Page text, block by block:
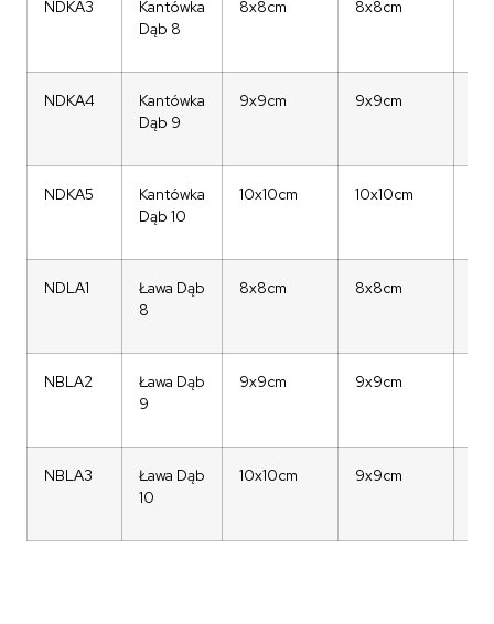
NDKA3
Kantówka
Dąb 8
8x8cm 8x8cm
NDKA4
Kantówka
Dąb 9
9x9cm 9x9cm
NDKA5
Kantówka
Dąb 10
10x10cm 10x10cm
NDLA1
Ława Dąb
8
8x8cm 8x8cm
NBLA2
Ława Dąb
9
9x9cm 9x9cm
NBLA3
Ława Dąb
10
10x10cm 9x9cm